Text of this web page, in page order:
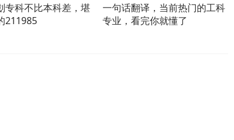
专科不比本科差，堪
211985
一句话翻译，当前热门的工科
专业，看完你就懂了